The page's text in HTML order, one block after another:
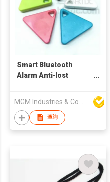
Smart Bluetooth
Alarm Anti-lost
查询